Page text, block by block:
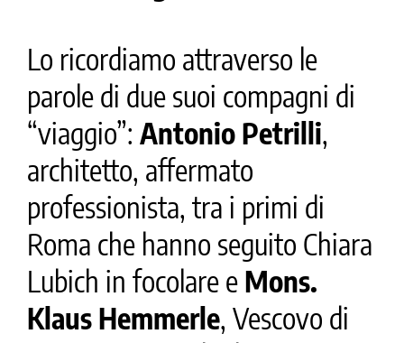
Lo ricordiamo attraverso le
parole di due suoi compagni di
“viaggio”: Antonio Petrilli,
architetto, affermato
professionista, tra i primi di
Roma che hanno seguito Chiara
Lubich in focolare e Mons.
Klaus Hemmerle, Vescovo di